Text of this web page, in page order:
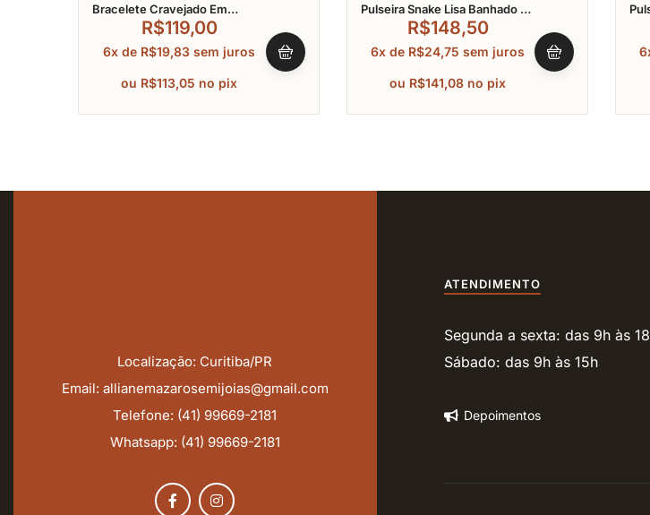
Bracelete Cravejado Em
Zircônia Pêndulo Ns. Senhora
Aparecida E Cruz Banhado A
Ouro
R$119,00
6x de R$19,83 sem juros
ou R$113,05 no pix
Pulseira Snake Lisa Banhado A
R$148,50
6x de R$24,75 sem juros
ou R$141,08 no pix
Localização: Curitiba/PR
Email: allianemazarosemijoias@gmail.com
Telefone: (41) 99669-2181
Whatsapp: (41) 99669-2181
ATENDIMENTO
Segunda a sexta: das 9h às
Sábado: das 9h às 15h
Depoimentos